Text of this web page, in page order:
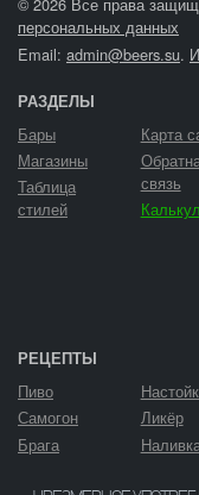
персональных данных
Email: admin@beers.su.
РАЗДЕЛЫ
Бары
Магазины
Таблица
стилей
Карта
связь
РЕЦЕПТЫ
Пиво
Самогон
Брага
Ликёр